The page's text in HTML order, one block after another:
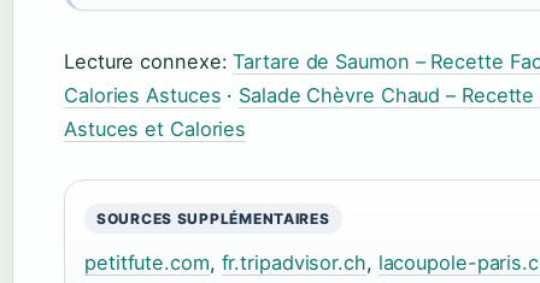
Lecture connexe:Tartare de Saumon – Recette
Calories Astuces · Salade Chèvre Chaud –
Astuces et Calories
SOURCES SUPPLÉMENTAIRES
petitfute.com, fr.tripadvisor.ch, lacoupole-